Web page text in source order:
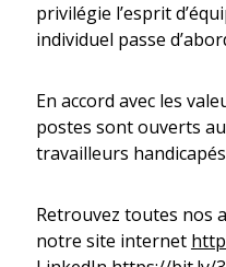
privilégie l’esprit
individuel passe
En accord avec les
postes sont ouverts
travailleurs
Retrouvez toutes nos
notre site internet